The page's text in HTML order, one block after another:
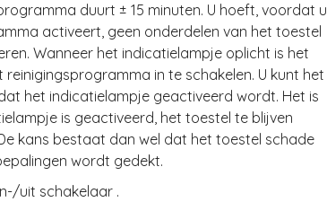
duurt ± 15 minuten. U hoeft, voordat u
activeert, geen onderdelen van het toestel
Wanneer het indicatielampje oplicht is het
reinigingsprogramma in te schakelen. U kunt het
het indicatielampje geactiveerd wordt. Het is
is geactiveerd, het toestel te blijven
kans bestaat dan wel dat het toestel schade
wordt gedekt.
uit schakelaar .